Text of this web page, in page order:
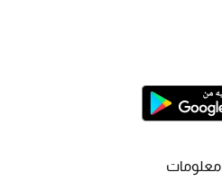
معلومات